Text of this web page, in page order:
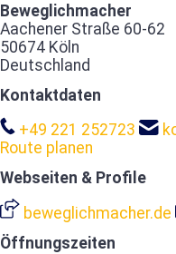
Beweglichmacher
Aachener Straße 60-62
50674 Köln
Deutschland
Kontaktdaten
+49 221 252723
Route planen
Webseiten & Profile
beweglichmacher.de
Öffnungszeiten